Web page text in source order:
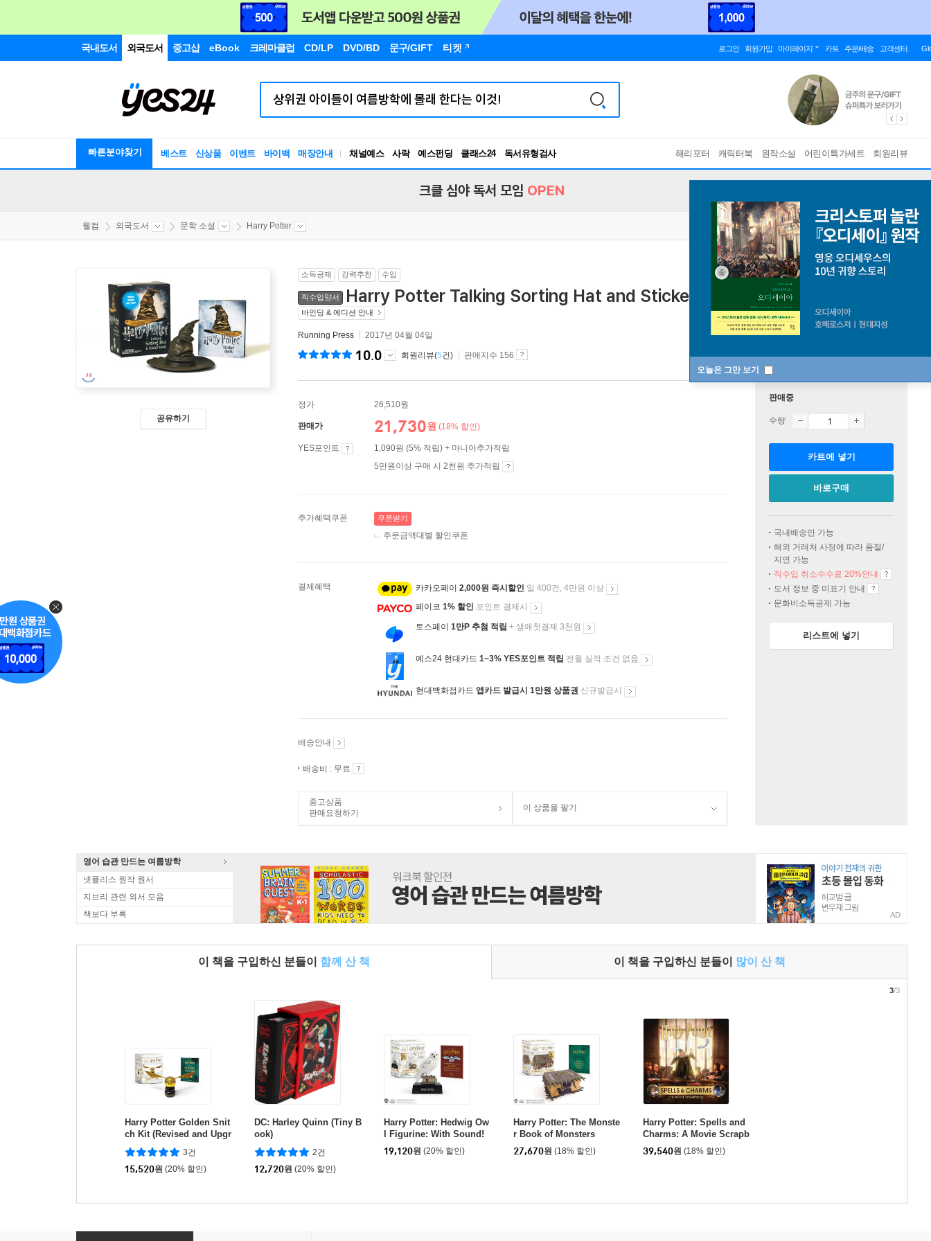
국내도서 외국도서 중고샵 eBook 크레마클럽 CD/LP DVD/BD 문구/GIFT 티켓 로그인 회원가입 마이페이지 카트 주문/배송 고객센터
빠른분야찾기 베스트 신상품 이벤트 바이백 매장안내 채널예스 사락 예스펀딩 클래스24
독서유형검사
RBTI Lab
해리포터 캐릭터북 원작소설 어린이특가세트 회원리뷰
오늘은 그만 보기
크클 심야 독서 모임 OPEN
웰컴 외국도서 문학 소설 Harry Potter
공유하기
소득공제 강력추천 수입
직수입양서 Harry Potter Talking Sorting Hat and Sticker Book Which House Are You?
바인딩 & 에디션 안내
Running Press 2017년 04월 04일
10.0 회원리뷰(5건) 판매지수 156
정가 26,510원
판매가 21,730원 (18% 할인)
YES포인트
1,090원 (5% 적립) + 마니아추가적립
5만원이상 구매 시 2천원 추가적립
추가혜택쿠폰 쿠폰받기
주문금액대별 할인쿠폰
결제혜택 카카오페이 2,000원 즉시할인 일 400건, 4만원 이상
페이코 1% 할인 포인트 결제시
토스페이 1만P 추첨 적립 + 생애첫결제 3천원
예스24 현대카드 1~3% YES포인트 적립 전월 실적 조건 없음
현대백화점카드 앱카드 발급시 1만원 상품권 신규발급시
배송안내
배송비 : 무료
중고상품
판매요청하기
이 상품을 팔기
판매중
수량
카트에 넣기
바로구매
국내배송만 가능
해외 거래처 사정에 따라 품절/
지연 가능
직수입 취소수수료 20%안내
도서 정보 중 미표기 안내
문화비소득공제 가능
리스트에 넣기
영어 습관 만드는 여름방학
넷플리스 원작 원서
지브리 관련 외서 모음
책보다 부록
AD
이 책을 구입하신 분들이 함께 산 책 이 책을 구입하신 분들이 많이 산 책
Harry Potter Golden Snit
ch Kit (Revised and Upgr
aded)
3건
15,520원 (20% 할인)
DC: Harley Quinn (Tiny B
ook)
2건
12,720원 (20% 할인)
Harry Potter: Hedwig Ow
l Figurine: With Sound!
19,120원 (20% 할인)
Harry Potter: The Monste
r Book of Monsters
27,670원 (18% 할인)
Harry Potter: Spells and
Charms: A Movie Scrapb
ook
39,540원 (18% 할인)
3/3